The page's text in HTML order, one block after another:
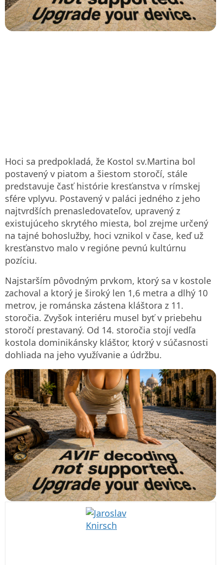
Hoci sa predpokladá, že Kostol sv.Martina bol
postavený v piatom a šiestom storočí, stále
predstavuje časť histórie kresťanstva v rímskej
sfére vplyvu. Postavený v paláci jedného z jeho
najtvrdších prenasledovateľov, upravený z
existujúceho skrytého miesta, bol zrejme určený
na tajné bohoslužby, hoci vznikol v čase, keď už
kresťanstvo malo v regióne pevnú kultúrnu
pozíciu.
Najstarším pôvodným prvkom, ktorý sa v kostole
zachoval a ktorý je široký len 1,6 metra a dlhý 10
metrov, je románska zástena kláštora z 11.
storočia. Zvyšok interiéru musel byť v priebehu
storočí prestavaný. Od 14. storočia stojí vedľa
kostola dominikánsky kláštor, ktorý v súčasnosti
dohliada na jeho využívanie a údržbu.